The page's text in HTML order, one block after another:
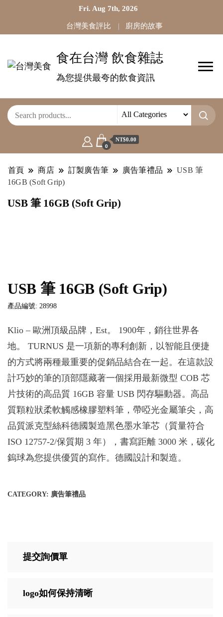
Fri. Aug 7th, 2026
台灣美食評比 廚房的故事
食在台灣 飲食雜誌
為您提供最夸的飲食資訊
0
NT$0.00
首頁 商店 訂製廣告筆 廣告筆禮品
USB 筆
16GB (Soft Grip)
USB 筆 16GB (Soft Grip)
USB 筆 16GB (Soft Grip)
產品編號: 28998
Klio – 歐洲頂級品牌，Est。 1900年，銷往世界各
地。 TURNUS 是一項新的專利創新，以智能且便捷
的方式將兩種最重要的促銷品結合在一起。在這款設
計巧妙的筆的頂部隱藏著一個採用最新微型 COB 芯
片技術的高品質 16GB 容量 USB 閃存驅動器。高品
質顆粒狀柔軟觸感橡膠塑料筆，帶啞光金屬筆尖，高
品質派克型絲科德國製造黑色墨水筆芯（質量符合
ISO 12757-2/保質期 3 年），書寫距離 3000 米，碳化
鎢球為您提供優質的寫作。德國設計和製造。
CATEGORY: 廣告筆禮品
提交詢價單
logo如何保持清晰